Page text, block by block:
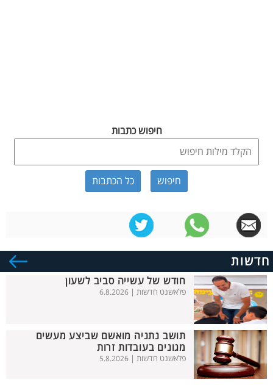
חיפוש כתבות
כל הכתבות
חדשות
חודש של עשייה סביב לשעון
פלאשנט חדשות | 6.8.2026
תושב נתניה מואשם שביצע מעשים
מגונים בעובדות זרות
פלאשנט חדשות | 5.8.2026